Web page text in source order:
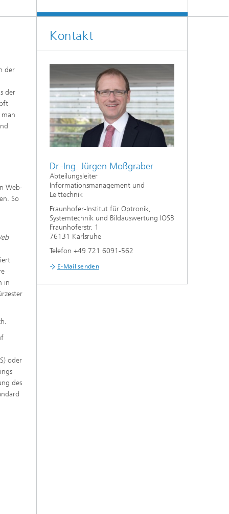
der
der
Web-
So
in
oder
des
Kontakt
Dr.-Ing. Jürgen Moßgraber
Abteilungsleiter
Informationsmanagement und
Leittechnik
Fraunhofer-Institut für Optronik,
Systemtechnik und Bildauswertung IOSB
Fraunhoferstr. 1
76131 Karlsruhe
Telefon +49 721 6091-562
E-Mail senden